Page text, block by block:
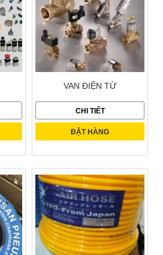
VAN ĐIỆN TỪ
CHI TIẾT
ĐẶT HÀNG